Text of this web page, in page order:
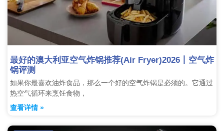
最好的澳大利亚空气炸锅推荐(Air Fryer)2026丨空气炸
锅评测
如果你最喜欢油炸食品，那么一个好的空气炸锅是必须的。它通过
热空气循环来烹饪食物，
查看详情 »